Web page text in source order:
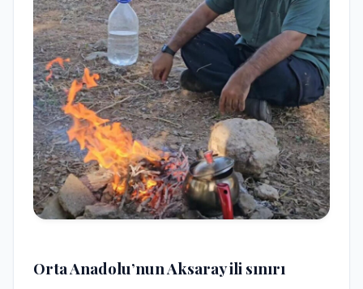
Orta Anadolu’nun Aksaray ili sınırı